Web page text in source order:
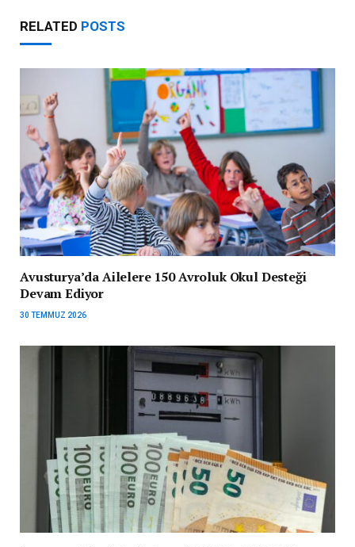
RELATED POSTS
Avusturya’da Ailelere 150 Avroluk Okul Desteği
Devam Ediyor
30 TEMMUZ 2026